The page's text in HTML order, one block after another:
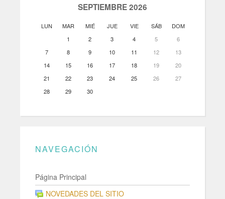
SEPTIEMBRE 2026
LUN MAR MIÉ JUE VIE SÁB
DOM
1
2 3 4 5
6
7
8 9 10 11 12
13
14
15 16 17 18 19
20
21
22 23 24 25 26
27
28
29 30
NAVEGACIÓN
Página Principal
NOVEDADES DEL SITIO